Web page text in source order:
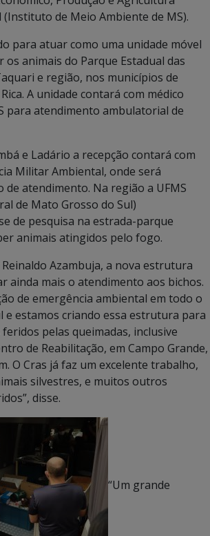
(Instituto de Meio Ambiente de MS).
para atuar como uma unidade móvel
os animais do Parque Estadual das
e região, nos municípios de
A unidade contará com médico
para atendimento ambulatorial de
e Ladário a recepção contará com
Militar Ambiental, onde será
atendimento. Na região a UFMS
de Mato Grosso do Sul)
de pesquisa na estrada-parque
animais atingidos pelo fogo.
Azambuja, a nova estrutura
ainda mais o atendimento aos bichos.
de emergência ambiental em todo o
e estamos criando essa estrutura para
pelas queimadas, inclusive
de Reabilitação, em Campo Grande,
O Cras já faz um excelente trabalho,
silvestres, e muitos outros
disse.
“Um grande